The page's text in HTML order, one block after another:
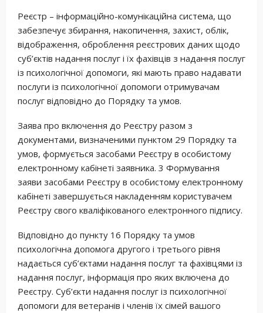
Реєстр – інформаційно-комунікаційна система, що
забезпечує збирання, накопичення, захист, облік,
відображення, оброблення реєстрових даних щодо
суб’єктів надання послуг і їх фахівців з надання послуг
із психологічної допомоги, які мають право надавати
послуги із психологічної допомоги отримувачам
послуг відповідно до Порядку та умов.
Заява про включення до Реєстру разом з
документами, визначеними пунктом 29 Порядку та
умов, формується засобами Реєстру в особистому
електронному кабінеті заявника. 3 Формування
заяви засобами Реєстру в особистому електронному
кабінеті завершується накладенням користувачем
Реєстру свого кваліфікованого електронного підпису.
Відповідно до пункту 16 Порядку та умов
психологічна допомога другого і третього рівня
надається суб’єктами надання послуг та фахівцями із
надання послуг, інформація про яких включена до
Реєстру. Суб’єкти надання послуг із психологічної
допомоги для ветеранів і членів їх сімей вашого